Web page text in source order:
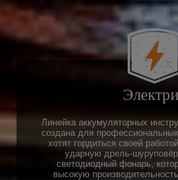
Линейка аккумуляторных
создана для
хотят гордиться своей
ударную дрель-
светодиодный фонарь,
высокую